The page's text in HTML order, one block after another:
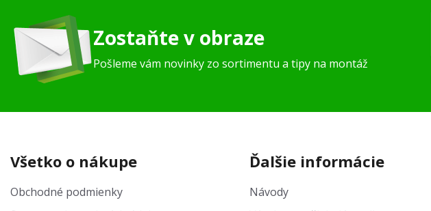
Zostaňte v obraze
Pošleme vám novinky zo sortimentu a tipy na montáž
Všetko o nákupe
Obchodné podmienky
Ďalšie informácie
Návody